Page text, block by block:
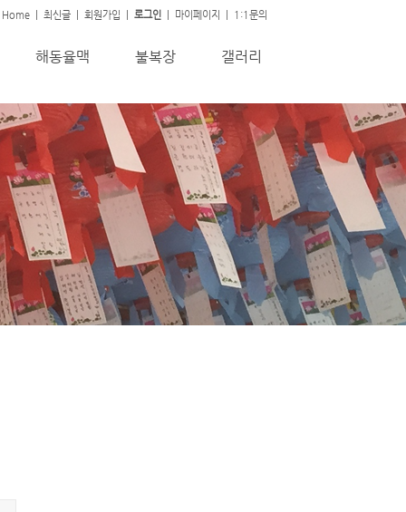
Home 최신글 회원가입 로그인 마이페이지 1:1문의
해동율맥 불복장 갤러리